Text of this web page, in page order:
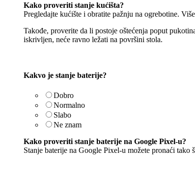
Kako proveriti stanje kućišta?
Pregledajte kućište i obratite pažnju na ogrebotine.
Takođe, proverite da li postoje oštećenja poput
iskrivljen, neće ravno ležati na površini stola.
Kakvo je stanje baterije?
Dobro
Normalno
Slabo
Ne znam
Kako proveriti stanje baterije na Google Pixel-u?
Stanje baterije na Google Pixel-u možete pronaći tako